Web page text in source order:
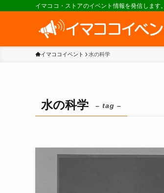
イマココ・ストアのイベント情報を発信します。
イマココイベント 水の科学
水の科学 – tag –